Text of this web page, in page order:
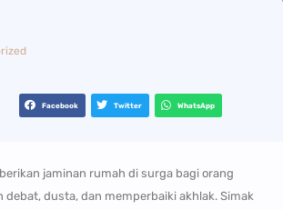
Facebook Twitter WhatsApp
debat, dusta, dan memperbaiki akhlak. Simak